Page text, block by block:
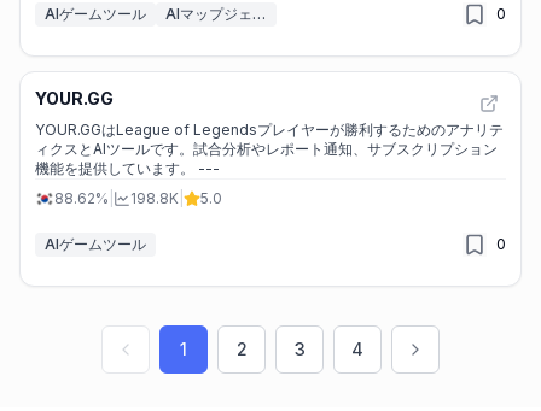
AIゲームツール AIマップジェネレーター 0
YOUR.GG
YOUR.GGはLeague of Legendsプレイヤーが勝利するためのアナリテ
ィクスとAIツールです。試合分析やレポート通知、サブスクリプション
機能を提供しています。 ---
88.62%
198.8K 5.0
AIゲームツール 0
1 2 3 4